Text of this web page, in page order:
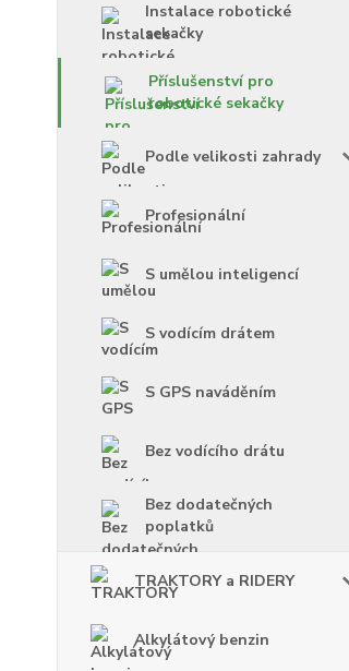
Instalace robotické
sekačky
Příslušenství pro
robotické sekačky
Podle velikosti zahrady
Profesionální
S umělou inteligencí
S vodícím drátem
S GPS naváděním
Bez vodícího drátu
Bez dodatečných
poplatků
TRAKTORY a RIDERY
Alkylátový benzin